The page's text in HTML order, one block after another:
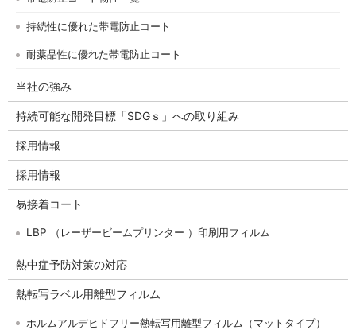
持続性に優れた帯電防止コート
耐薬品性に優れた帯電防止コート
当社の強み
持続可能な開発目標「SDGｓ」への取り組み
採用情報
採用情報
易接着コート
LBP （レーザービームプリンター ）印刷用フィルム
熱中症予防対策の対応
熱転写ラベル用離型フィルム
ホルムアルデヒドフリー熱転写用離型フィルム（マットタイプ）